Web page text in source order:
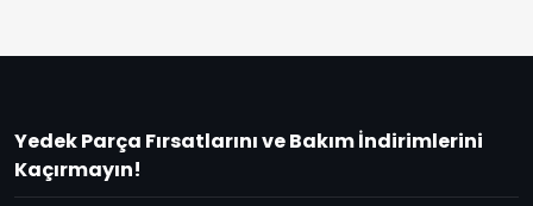
Yedek Parça Fırsatlarını ve Bakım İndirimlerini
Kaçırmayın!